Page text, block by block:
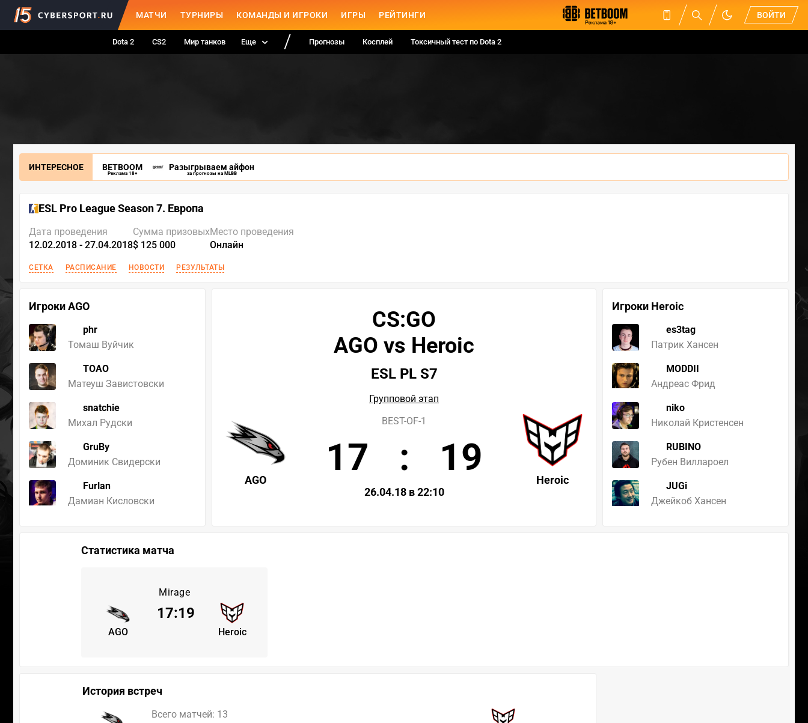
МАТЧИ ТУРНИРЫ КОМАНДЫ И ИГРОКИ ИГРЫ РЕЙТИНГИ ВОЙТИ
Dota 2 CS2 Мир танков Еще Прогнозы Косплей Токсичный тест по Dota 2
ИНТЕРЕСНОЕ BETBOOM
Реклама 18+
Разыгрываем айфон
за прогнозы на MLBB
ESL Pro League Season 7. Европа
Дата проведения
12.02.2018 - 27.04.2018
Сумма призовых
$ 125 000
Место проведения
Онлайн
СЕТКА РАСПИСАНИЕ НОВОСТИ РЕЗУЛЬТАТЫ
Игроки AGO
phr
Томаш Вуйчик
TOAO
Матеуш Завистовски
snatchie
Михал Рудски
GruBy
Доминик Свидерски
Furlan
Дамиан Кисловски
Игроки Heroic
es3tag
Патрик Хансен
MODDII
Андреас Фрид
niko
Николай Кристенсен
RUBINO
Рубен Виллароел
JUGi
Джейкоб Хансен
CS:GO
AGO vs Heroic
ESL PL S7
Групповой этап
AGO Heroic
BEST-OF-1
17 : 19
26.04.18 в 22:10
Статистика матча
Mirage
AGO Heroic
17:19
История встреч
Всего матчей: 13